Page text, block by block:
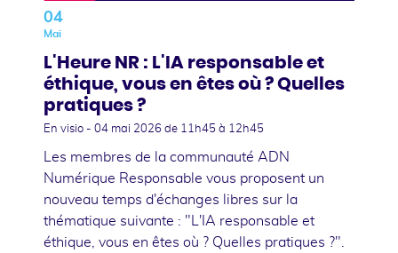
04
Mai
L'Heure NR : L'IA responsable et
éthique, vous en êtes où ? Quelles
pratiques ?
En visio - 04 mai 2026 de 11h45 à 12h45
Les membres de la communauté ADN
Numérique Responsable vous proposent un
nouveau temps d'échanges libres sur la
thématique suivante : "L'IA responsable et
éthique, vous en êtes où ? Quelles pratiques ?".